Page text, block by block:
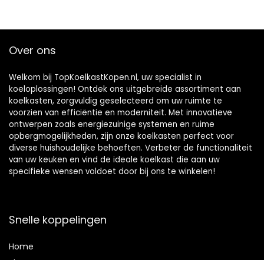
Over ons
Welkom bij TopKoelkastKopen.nl, uw specialist in
koeloplossingen! Ontdek ons uitgebreide assortiment aan
koelkasten, zorgvuldig geselecteerd om uw ruimte te
voorzien van efficiëntie en moderniteit. Met innovatieve
ontwerpen zoals energiezuinige systemen en ruime
opbergmogelijkheden, zijn onze koelkasten perfect voor
diverse huishoudelijke behoeften. Verbeter de functionaliteit
van uw keuken en vind de ideale koelkast die aan uw
specifieke wensen voldoet door bij ons te winkelen!
Snelle koppelingen
Home